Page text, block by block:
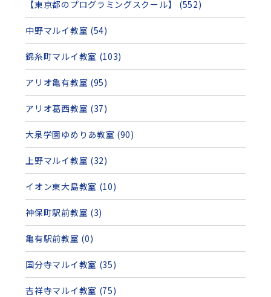
【東京都のプログラミングスクール】 (552)
中野マルイ教室 (54)
錦糸町マルイ教室 (103)
アリオ亀有教室 (95)
アリオ葛西教室 (37)
大泉学園ゆめりあ教室 (90)
上野マルイ教室 (32)
イオン東大島教室 (10)
神保町駅前教室 (3)
亀有駅前教室 (0)
国分寺マルイ教室 (35)
吉祥寺マルイ教室 (75)